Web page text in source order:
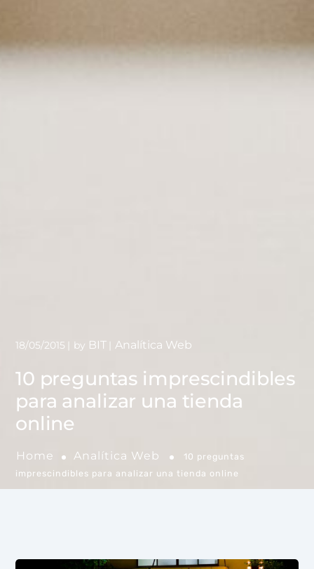
10 preguntas imprescindibles
para analizar una tienda
online
Home Analítica Web
10 preguntas
imprescindibles para analizar una tienda online
18/05/2015 by BIT Analítica Web